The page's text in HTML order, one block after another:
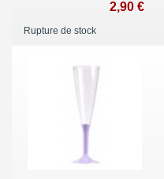
2,90 €
Rupture de stock